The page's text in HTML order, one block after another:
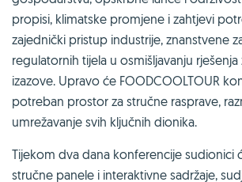
propisi, klimatske promjene i zahtjevi
zajednički pristup industrije, znanstvene
regulatornih tijela u osmišljavanju rješenja
izazove. Upravo će FOODCOOLTOUR
potreban prostor za stručne rasprave,
umrežavanje svih ključnih dionika.
Tijekom dva dana konferencije sudionici
stručne panele i interaktivne sadržaje,